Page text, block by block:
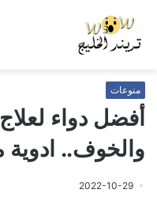
منوعات
أفضل دواء لعلاج
والخوف.. ادوية
2022-10-29